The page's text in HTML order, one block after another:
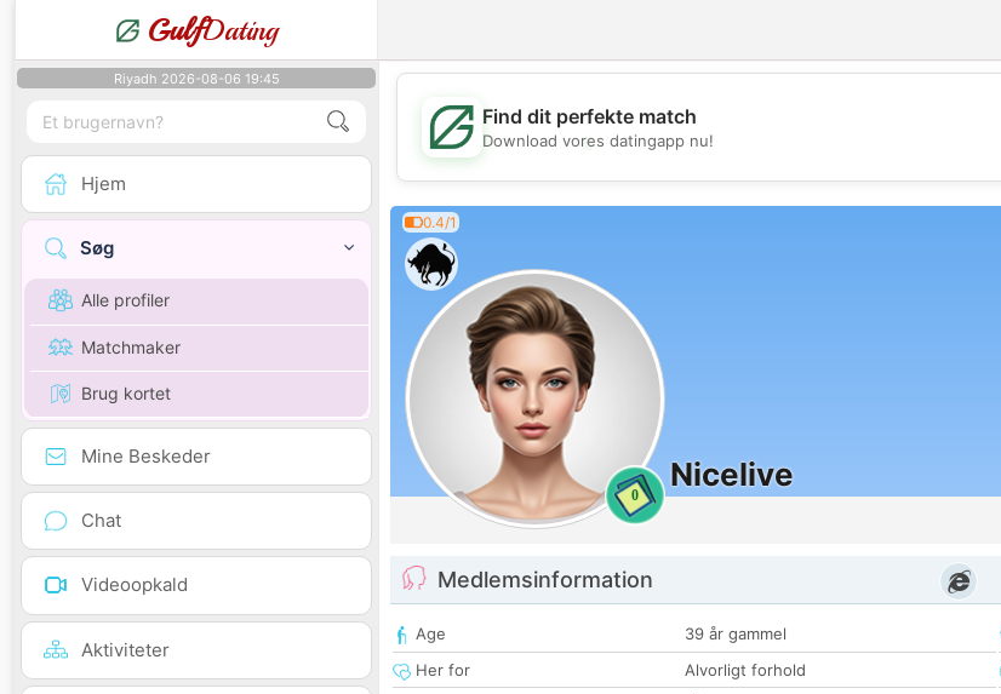
GulfDating
Riyadh 2026-08-06 19:45
Hjem
Søg
Alle profiler
Matchmaker
Brug kortet
Mine Beskeder
Chat
Videoopkald
Aktiviteter
💖
Find dit perfekte match
Download vores datingapp nu!
0.4/1
0
Nicelive
Medlemsinformation
Age
39 år gammel
Her for
Alvorligt forhold